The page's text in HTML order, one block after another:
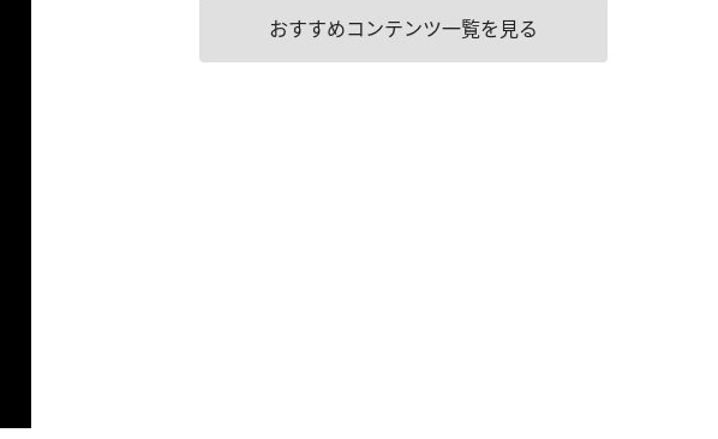
おすすめコンテンツ一覧を見る